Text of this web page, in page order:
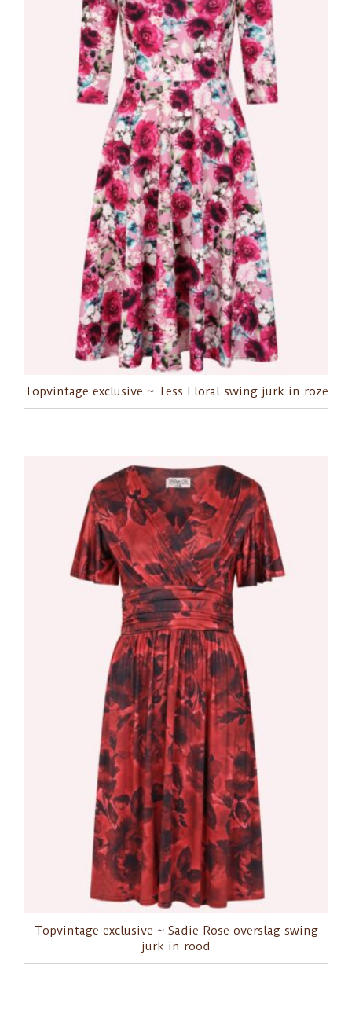
Topvintage exclusive ~ Tess Floral swing jurk in roze
Topvintage exclusive ~ Sadie Rose overslag swing
jurk in rood